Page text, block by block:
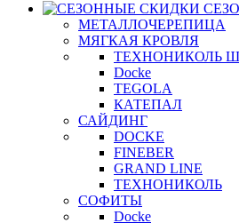
МЕТАЛЛОЧЕРЕПИЦА
МЯГКАЯ КРОВЛЯ
ТЕХНОНИКОЛЬ
Docke
TEGOLA
КАТЕПАЛ
САЙДИНГ
DOCKE
FINEBER
GRAND LINE
ТЕХНОНИКОЛЬ
СОФИТЫ
Docke